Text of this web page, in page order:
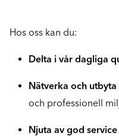
Hos oss kan du:
Delta i vår dagliga
Nätverka och
och professionell
Njuta av god service